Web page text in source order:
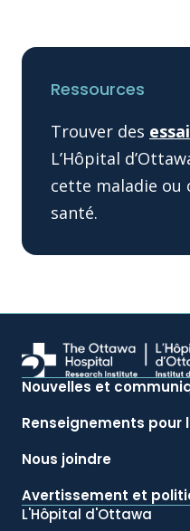
Ressources
Trouver des
L’Hôpital
cette maladie ou
santé.
Nouvelles et
Renseignements pour
Nous joindre
Avertissement et
L'Hôpital d'Ottawa